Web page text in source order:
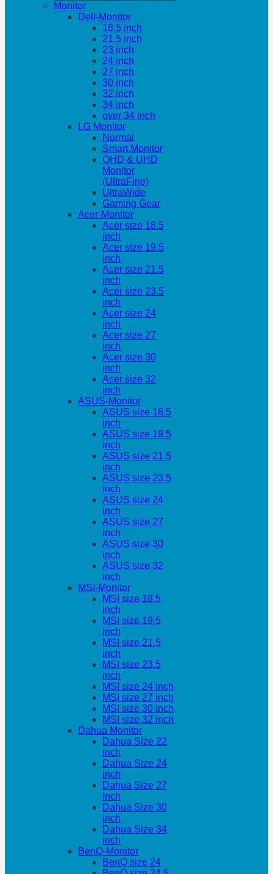
Monitor
Dell-Monitor
18.5 inch
21.5 inch
23 inch
24 inch
27 inch
30 inch
32 inch
34 inch
over 34 inch
LG Monitor
Normal
Smart Monitor
QHD & UHD
Monitor
(UltraFine)
UltraWide
Gaming Gear
Acer-Monitor
Acer size 18.5
inch
Acer size 19.5
inch
Acer size 21.5
inch
Acer size 23.5
inch
Acer size 24
inch
Acer size 27
inch
Acer size 30
inch
Acer size 32
inch
ASUS-Monitor
ASUS size 18.5
inch
ASUS size 19.5
inch
ASUS size 21.5
inch
ASUS size 23.5
inch
ASUS size 24
inch
ASUS size 27
inch
ASUS size 30
inch
ASUS size 32
inch
MSI-Monitor
MSI size 18.5
inch
MSI size 19.5
inch
MSI size 21.5
inch
MSI size 23.5
inch
MSI size 24 inch
MSI size 27 inch
MSI size 30 inch
MSI size 32 inch
Dahua Monitor
Dahua Size 22
inch
Dahua Size 24
inch
Dahua Size 27
inch
Dahua Size 30
inch
Dahua Size 34
inch
BenQ-Monitor
BenQ size 24